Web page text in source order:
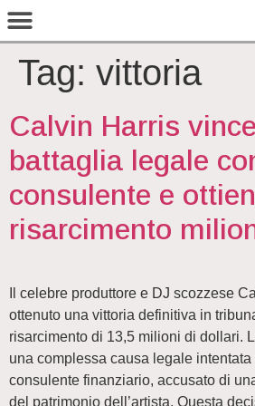
Tag: vittoria
Calvin Harris
battaglia legale
consulente e
risarcimento
Il celebre produttore e DJ scozzese
ottenuto una vittoria definitiva in
risarcimento di 13,5 milioni di dollari.
una complessa causa legale
consulente finanziario, accusato di
del patrimonio dell’artista. Questa